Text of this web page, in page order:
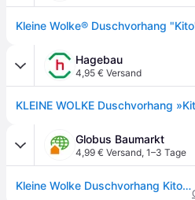
Kleine Wolke® Duschvorhang
Hagebau
4,95 € Versand
Globus Baumarkt
4,99 € Versand, 1–3 Tage
Kleine Wolke Duschvorhang Kito schneeweiß 180 x 200 cm